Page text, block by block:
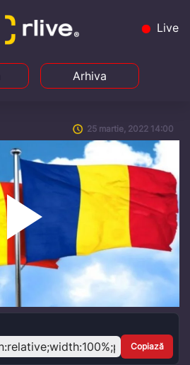
Live
Arhiva
25 martie, 2022 14:00
Play
Video
Copiază